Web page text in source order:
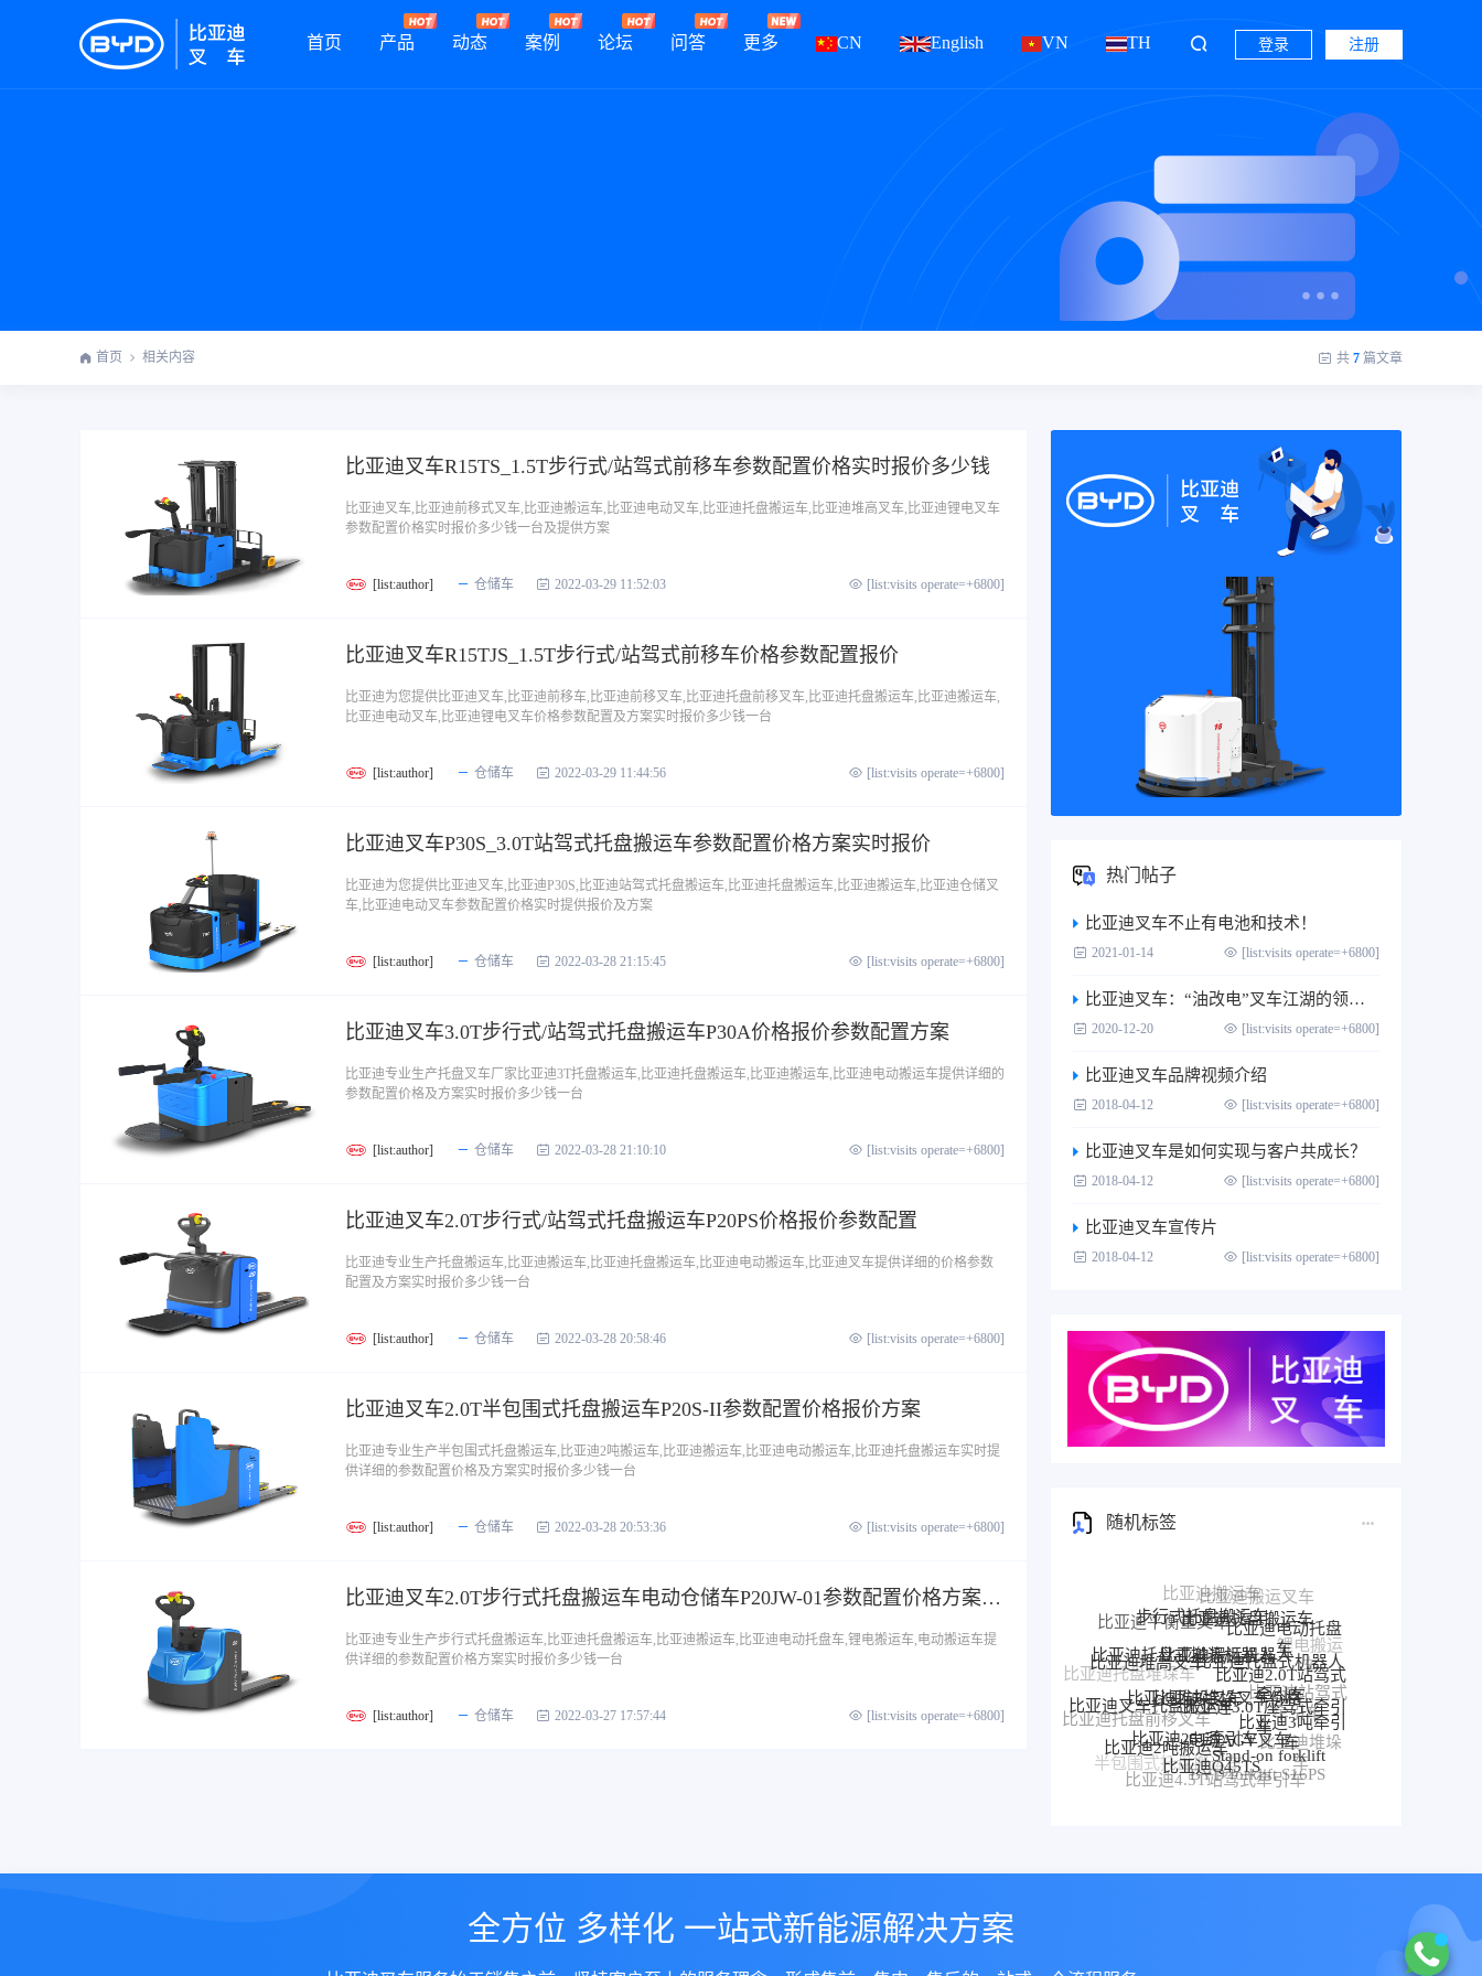
首页 产品 动态 案例 论坛 问答 更多 CN English VN TH 登录 注册
首页 相关内容 共 7 篇文章
比亚迪叉车R15TS_1.5T步行式/站驾式前移车参数配置价格实时报价多少钱
比亚迪叉车,比亚迪前移式叉车,比亚迪搬运车,比亚迪电动叉车,比亚迪托盘搬运车,比亚迪堆高叉车,比亚迪锂电叉车
参数配置价格实时报价多少钱一台及提供方案
[list:author] 仓储车 2022-03-29 11:52:03 [list:visits operate=+6800]
比亚迪叉车R15TJS_1.5T步行式/站驾式前移车价格参数配置报价
比亚迪为您提供比亚迪叉车,比亚迪前移车,比亚迪前移叉车,比亚迪托盘前移叉车,比亚迪托盘搬运车,比亚迪搬运车,
比亚迪电动叉车,比亚迪锂电叉车价格参数配置及方案实时报价多少钱一台
[list:author] 仓储车 2022-03-29 11:44:56 [list:visits operate=+6800]
比亚迪叉车P30S_3.0T站驾式托盘搬运车参数配置价格方案实时报价
比亚迪为您提供比亚迪叉车,比亚迪P30S,比亚迪站驾式托盘搬运车,比亚迪托盘搬运车,比亚迪搬运车,比亚迪仓储叉
车,比亚迪电动叉车参数配置价格实时提供报价及方案
[list:author] 仓储车 2022-03-28 21:15:45 [list:visits operate=+6800]
比亚迪叉车3.0T步行式/站驾式托盘搬运车P30A价格报价参数配置方案
比亚迪专业生产托盘叉车厂家比亚迪3T托盘搬运车,比亚迪托盘搬运车,比亚迪搬运车,比亚迪电动搬运车提供详细的
参数配置价格及方案实时报价多少钱一台
[list:author] 仓储车 2022-03-28 21:10:10 [list:visits operate=+6800]
比亚迪叉车2.0T步行式/站驾式托盘搬运车P20PS价格报价参数配置
比亚迪专业生产托盘搬运车,比亚迪搬运车,比亚迪托盘搬运车,比亚迪电动搬运车,比亚迪叉车提供详细的价格参数
配置及方案实时报价多少钱一台
[list:author] 仓储车 2022-03-28 20:58:46 [list:visits operate=+6800]
比亚迪叉车2.0T半包围式托盘搬运车P20S-II参数配置价格报价方案
比亚迪专业生产半包围式托盘搬运车,比亚迪2吨搬运车,比亚迪搬运车,比亚迪电动搬运车,比亚迪托盘搬运车实时提
供详细的参数配置价格及方案实时报价多少钱一台
[list:author] 仓储车 2022-03-28 20:53:36 [list:visits operate=+6800]
比亚迪叉车2.0T步行式托盘搬运车电动仓储车P20JW-01参数配置价格方案实时报价
比亚迪专业生产步行式托盘搬运车,比亚迪托盘搬运车,比亚迪搬运车,比亚迪电动托盘车,锂电搬运车,电动搬运车提
供详细的参数配置价格方案实时报价多少钱一台
[list:author] 仓储车 2022-03-27 17:57:44 [list:visits operate=+6800]
热门帖子
比亚迪叉车不止有电池和技术！
2021-01-14 [list:visits operate=+6800]
比亚迪叉车：“油改电”叉车江湖的领跑者
2020-12-20 [list:visits operate=+6800]
比亚迪叉车品牌视频介绍
2018-04-12 [list:visits operate=+6800]
比亚迪叉车是如何实现与客户共成长？
2018-04-12 [list:visits operate=+6800]
比亚迪叉车宣传片
2018-04-12 [list:visits operate=+6800]
随机标签
比亚迪平衡重叉车
步行式托盘搬运车
比亚迪托盘搬运车
比亚迪电动托盘
车
比亚迪托盘堆垛车
比亚迪堆高叉车
比亚迪托盘式搬运机器人
比亚迪搬运机器人
比亚迪托盘式机器人
比亚迪2.0T站驾式
牵引车
比亚迪站驾式
牵引车
比亚迪牵
引车
比亚迪前移叉车
比亚迪托盘前移叉车
比亚迪叉车托盘搬运车
比亚迪堆垛叉车
比亚迪堆垛叉车价格
比亚迪3.0T座驾式牵引
车
比亚迪3吨牵引
车
比亚迪堆垛
车
比亚迪P30S
比亚迪站驾式托盘搬运车
比亚迪仓储叉车
半包围式托盘搬运车
比亚迪2吨搬运车
比亚迪25T牵引车
电动AGV叉车
Stand-on forklift
BYD forklift S16PS
比亚迪4.5T站驾式牵引车
比亚迪Q45TS
全方位 多样化 一站式新能源解决方案